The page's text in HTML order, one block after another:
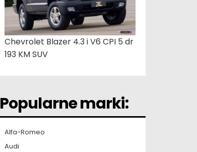
Chevrolet Blazer 4.3 i V6 CPI 5 dr
193 KM SUV
Popularne marki:
Alfa-Romeo
Audi